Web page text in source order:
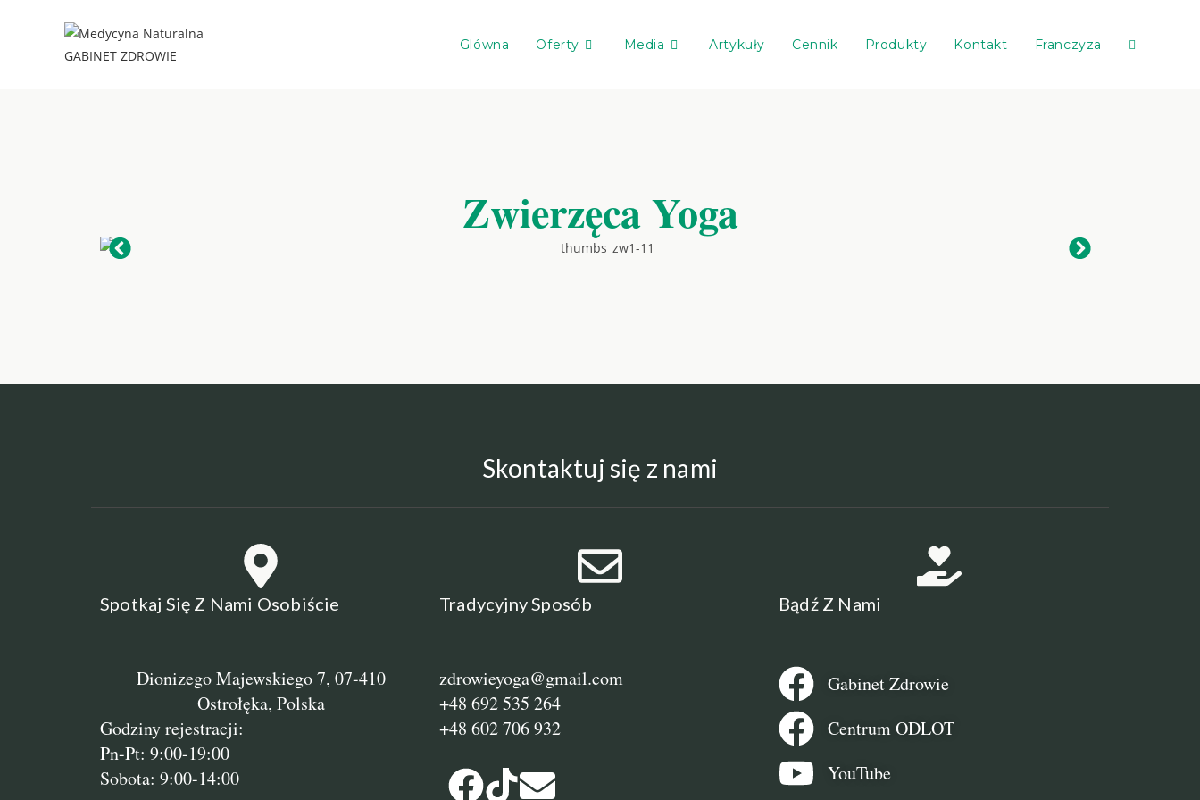
Glówna Oferty Media Artykuły Cennik Produkty Kontakt Franczyza
Zwierzęca Yoga
Skontaktuj się z nami
Spotkaj Się Z Nami Osobiście
Dionizego Majewskiego 7, 07-410
Ostrołęka, Polska
Godziny rejestracji:
Pn-Pt: 9:00-19:00
Sobota: 9:00-14:00
Tradycyjny Sposób
zdrowieyoga@gmail.com
+48 692 535 264
+48 602 706 932
Bądź Z Nami
Gabinet Zdrowie
Centrum ODLOT
YouTube